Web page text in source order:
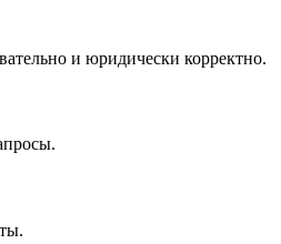
и юридически корректно.